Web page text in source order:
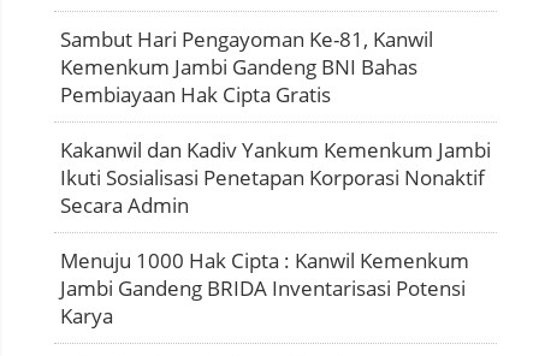
Sambut Hari Pengayoman Ke-81, Kanwil
Kemenkum Jambi Gandeng BNI Bahas
Pembiayaan Hak Cipta Gratis
Kakanwil dan Kadiv Yankum Kemenkum Jambi
Ikuti Sosialisasi Penetapan Korporasi Nonaktif
Secara Admin
Menuju 1000 Hak Cipta : Kanwil Kemenkum
Jambi Gandeng BRIDA Inventarisasi Potensi
Karya